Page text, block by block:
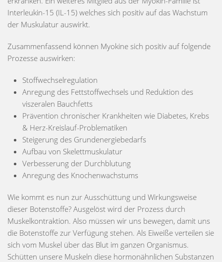
Interleukin-15 (IL-15) welches sich positiv auf das Wachstum
der Muskulatur auswirkt.
Zusammenfassend können Myokine sich positiv auf folgende
Prozesse auswirken:
Stoffwechselregulation
Anregung des Fettstoffwechsels und Reduktion des
viszeralen Bauchfetts
Prävention chronischer Krankheiten wie Diabetes, Krebs
& Herz-Kreislauf-Problematiken
Steigerung des Grundenergiebedarfs
Aufbau von Skelettmuskulatur
Verbesserung der Durchblutung
Anregung des Knochenwachstums
Wie kommt es nun zur Ausschüttung und Wirkungsweise
dieser Botenstoffe? Ausgelöst wird der Prozess durch
Muskelkontraktion. Also müssen wir uns bewegen, damit uns
die Botenstoffe zur Verfügung stehen. Als Eiweiße verteilen sie
sich vom Muskel über das Blut im ganzen Organismus.
Schütten unsere Muskeln diese hormonähnlichen Substanzen